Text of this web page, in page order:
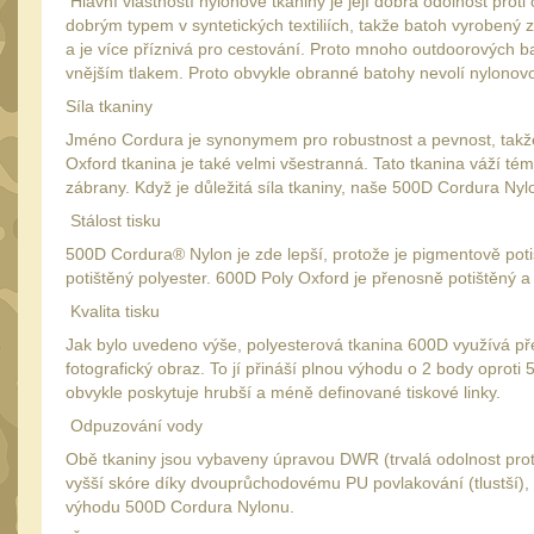
dobrým typem v syntetických textiliích, takže batoh
a je více příznivá pro cestování. Proto mnoho outdoorových
vnějším tlakem. Proto obvykle obranné batohy nevolí
Síla tkaniny
Jméno Cordura je synonymem pro robustnost a pevnost,
Oxford tkanina je také velmi všestranná. Tato tkanina váží
zábrany. Když je důležitá síla tkaniny, naše 500D Cordura
Stálost tisku
500D Cordura® Nylon je zde lepší, protože je pigmentově
potištěný polyester. 600D Poly Oxford je přenosně
Kvalita tisku
Jak bylo uvedeno výše, polyesterová tkanina 600D využívá
fotografický obraz. To jí přináší plnou výhodu o 2 body oproti
obvykle poskytuje hrubší a méně definované tiskové linky.
Odpuzování vody
Obě tkaniny jsou vybaveny úpravou DWR (trvalá odolnost
vyšší skóre díky dvouprůchodovému PU povlakování
výhodu 500D Cordura Nylonu.